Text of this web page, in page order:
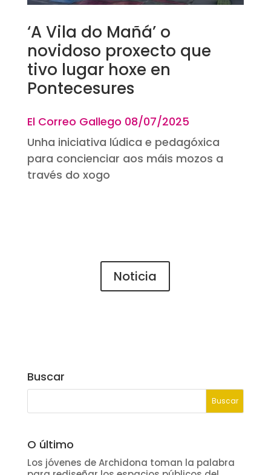
‘A Vila do Mañá’ o
novidoso proxecto que
tivo lugar hoxe en
Pontecesures
El Correo Gallego 08/07/2025
Unha iniciativa lúdica e pedagóxica
para concienciar aos máis mozos a
través do xogo
Noticia
Buscar
O último
Los jóvenes de Archidona toman la palabra